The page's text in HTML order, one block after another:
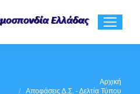
Αρχική
Αποφάσεις Δ.Σ. - Δελτία Τύπου